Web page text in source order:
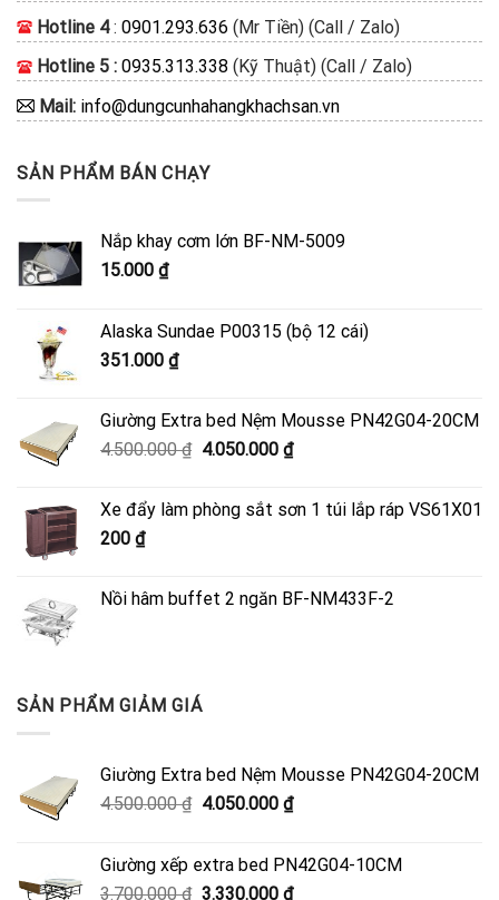
Hotline 4: 0901.293.636 (Mr Tiền) (Call / Zalo)
Hotline 5 : 0935.313.338 (Kỹ Thuật) (Call / Zalo)
Mail: info@dungcunhahangkhachsan.vn
SẢN PHẨM BÁN CHẠY
Nắp khay cơm lớn BF-NM-5009
15.000 ₫
Alaska Sundae P00315 (bộ 12 cái)
351.000 ₫
Giường Extra bed Nệm Mousse PN42G04-20CM
4.500.000₫ Giá
4.500.000 ₫.
4.050.000 ₫Giá
là:
Xe đẩy làm phòng sắt sơn 1 túi lắp ráp VS61X01
200 ₫
Nồi hâm buffet 2 ngăn BF-NM433F-2
SẢN PHẨM GIẢM GIÁ
Giường Extra bed Nệm Mousse PN42G04-20CM
4.500.000₫ Giá
4.500.000 ₫.
4.050.000 ₫Giá
là:
4.050.000 ₫.
Giường xếp extra bed PN42G04-10CM
3.700.000₫ Giá
3.330.000 ₫Giá